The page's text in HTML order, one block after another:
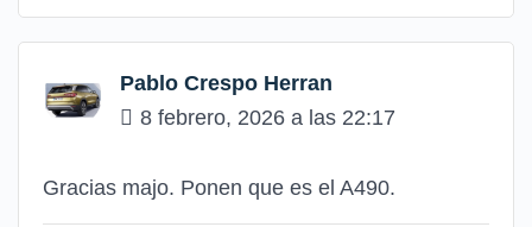
Pablo Crespo Herran
8 febrero, 2026 a las 22:17
Gracias majo. Ponen que es el A490.